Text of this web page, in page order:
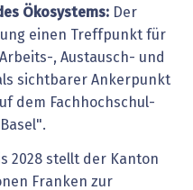
Ökosystems: Der
einen Treffpunkt für
, Austausch- und
sichtbarer Ankerpunkt
dem Fachhochschul-
2028 stellt der Kanton
Franken zur